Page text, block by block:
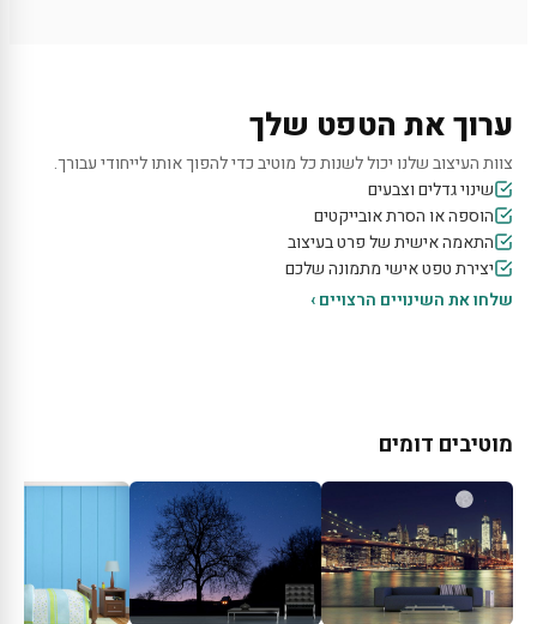
ערוך את הטפט שלך
צוות העיצוב שלנו יכול לשנות כל מוטיב כדי להפוך אותו לייחודי עבורך.
שינוי גדלים וצבעים
הוספה או הסרת אובייקטים
התאמה אישית של פרט בעיצוב
יצירת טפט אישי מתמונה שלכם
שלחו את השינויים הרצויים ›
מוטיבים דומים